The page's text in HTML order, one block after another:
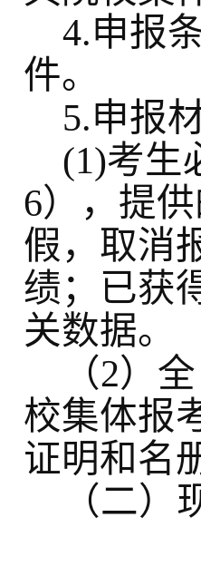
4.申报
件。
5.申报
(1)考生
6），提
假，取消
绩；已获
关数据。
（2）
校集体报
证明和名
（二）